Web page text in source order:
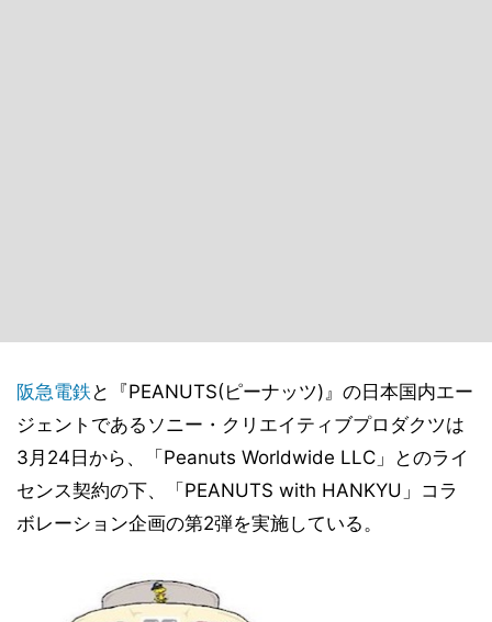
阪急電鉄 と『PEANUTS(ピーナッツ)』の日本国内エー
ジェントであるソニー・クリエイティブプロダクツは
3月24日から、「Peanuts Worldwide LLC」とのライ
センス契約の下、「PEANUTS with HANKYU」コラ
ボレーション企画の第2弾を実施している。